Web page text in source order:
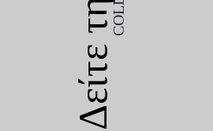
Δείτε την